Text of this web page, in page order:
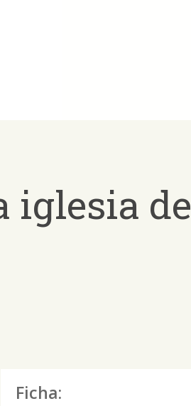
iglesia de
Ficha: